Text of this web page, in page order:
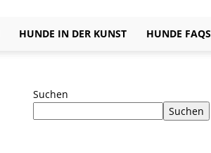
HUNDE IN DER KUNST HUNDE FAQS
Suchen
Suchen